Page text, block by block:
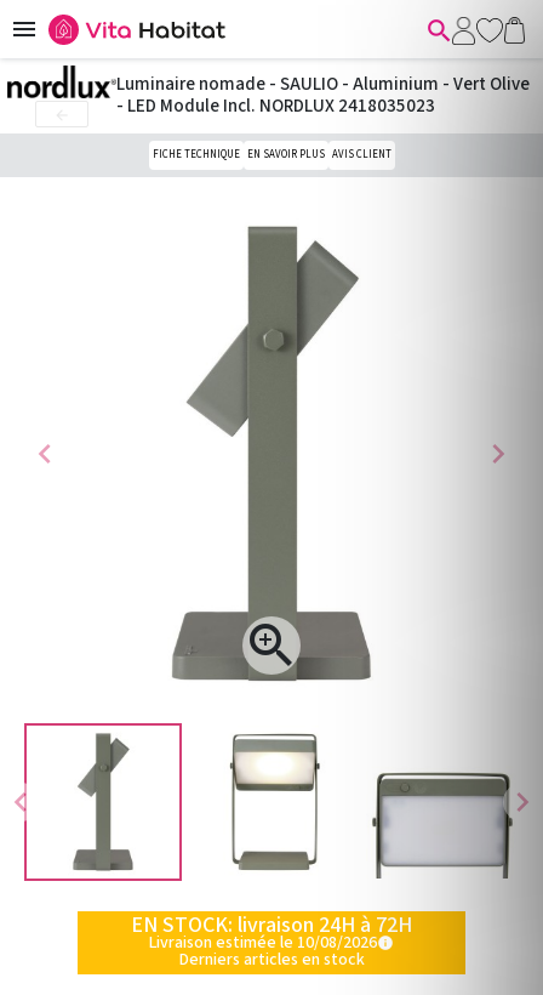
 
chevron_left chevron_right
chevron_left

chevron_right
Luminaire nomade - SAULIO - Aluminium - Vert Olive
- LED Module Incl. NORDLUX 2418035023
FICHE TECHNIQUE EN SAVOIR PLUS AVIS CLIENT
EN STOCK: livraison 24H à 72H
Livraison estimée le 10/08/2026info
Derniers articles en stock